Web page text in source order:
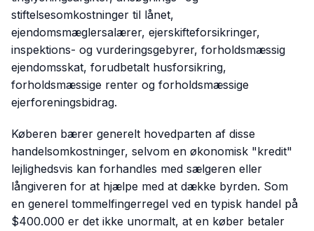
stiftelsesomkostninger til lånet,
ejendomsmæglersalærer, ejerskifteforsikringer,
inspektions- og vurderingsgebyrer, forholdsmæssig
ejendomsskat, forudbetalt husforsikring,
forholdsmæssige renter og forholdsmæssige
ejerforeningsbidrag.
Køberen bærer generelt hovedparten af disse
handelsomkostninger, selvom en økonomisk "kredit"
lejlighedsvis kan forhandles med sælgeren eller
långiveren for at hjælpe med at dække byrden. Som
en generel tommelfingerregel ved en typisk handel på
$400.000 er det ikke unormalt, at en køber betaler